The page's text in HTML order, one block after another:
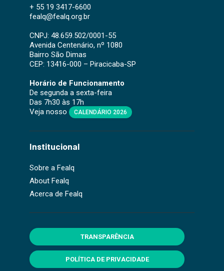
+ 55 19 3417-6600
fealq@fealq.org.br
CNPJ: 48.659.502/0001-55
Avenida Centenário, nº 1080
Bairro São Dimas
CEP: 13416-000 – Piracicaba-SP
Horário de Funcionamento
De segunda a sexta-feira
Das 7h30 às 17h
Veja nosso
CALENDÁRIO 2026
Institucional
Sobre a Fealq
About Fealq
Acerca de Fealq
TRANSPARÊNCIA
POLÍTICA DE PRIVACIDADE